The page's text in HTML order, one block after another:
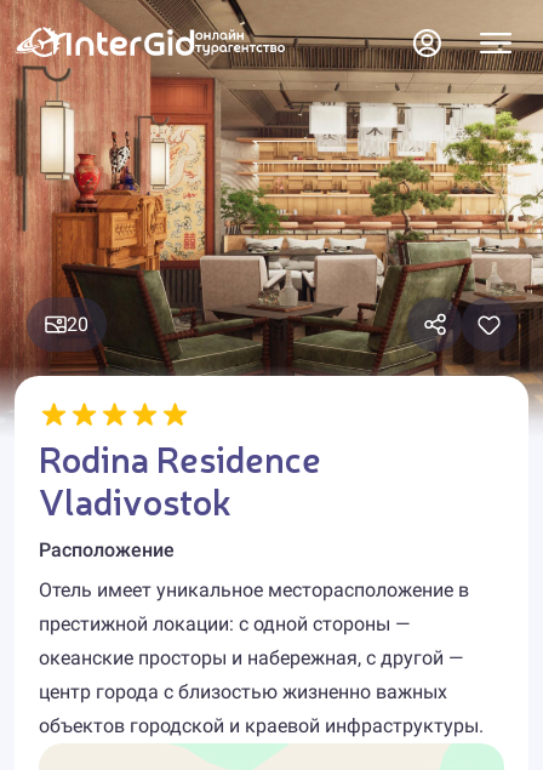
20
Rodina Residence
Vladivostok
Расположение
Отель имеет уникальное месторасположение в
престижной локации: с одной стороны —
океанские просторы и набережная, с другой —
центр города с близостью жизненно важных
объектов городской и краевой инфраструктуры.